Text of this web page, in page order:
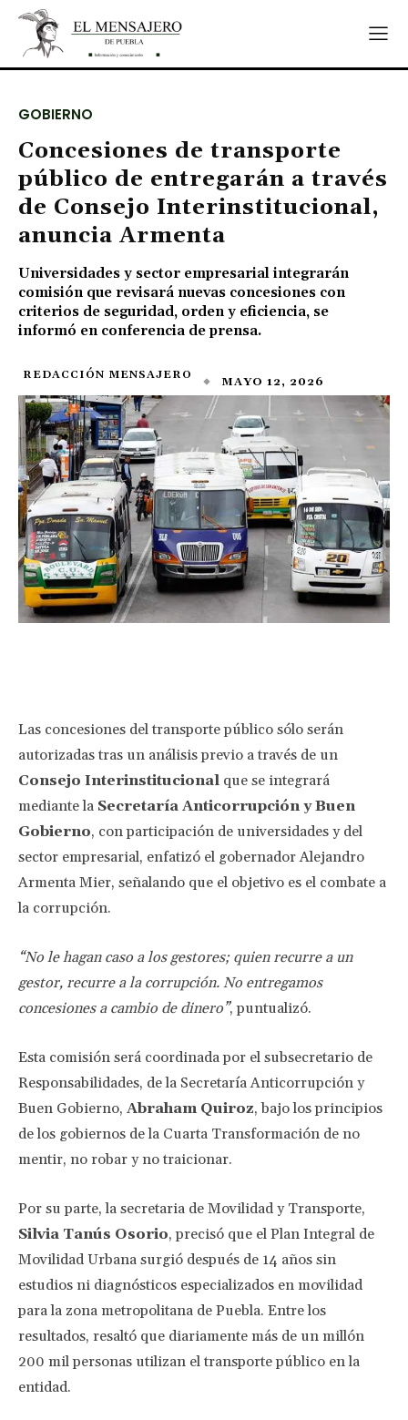
GOBIERNO
Concesiones de transporte
público de entregarán a través
de Consejo Interinstitucional,
anuncia Armenta
Universidades y sector empresarial integrarán
comisión que revisará nuevas concesiones con
criterios de seguridad, orden y eficiencia, se
informó en conferencia de prensa.
REDACCIÓN MENSAJERO MAYO 12, 2026
Las concesiones del transporte público sólo serán
autorizadas tras un análisis previo a través de un
Consejo Interinstitucional que se integrará
mediante la Secretaría Anticorrupción y Buen
Gobierno, con participación de universidades y del
sector empresarial, enfatizó el gobernador Alejandro
Armenta Mier, señalando que el objetivo es el combate a
la corrupción.
“No le hagan caso a los gestores; quien recurre a un
gestor, recurre a la corrupción. No entregamos
concesiones a cambio de dinero”, puntualizó.
Esta comisión será coordinada por el subsecretario de
Responsabilidades, de la Secretaría Anticorrupción y
Buen Gobierno, Abraham Quiroz, bajo los principios
de los gobiernos de la Cuarta Transformación de no
mentir, no robar y no traicionar.
Por su parte, la secretaria de Movilidad y Transporte,
Silvia Tanús Osorio, precisó que el Plan Integral de
Movilidad Urbana surgió después de 14 años sin
estudios ni diagnósticos especializados en movilidad
para la zona metropolitana de Puebla. Entre los
resultados, resaltó que diariamente más de un millón
200 mil personas utilizan el transporte público en la
entidad.